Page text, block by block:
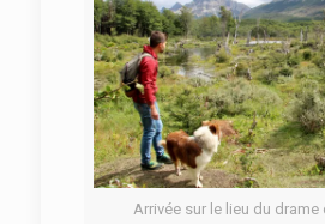
Arrivée sur le lieu du